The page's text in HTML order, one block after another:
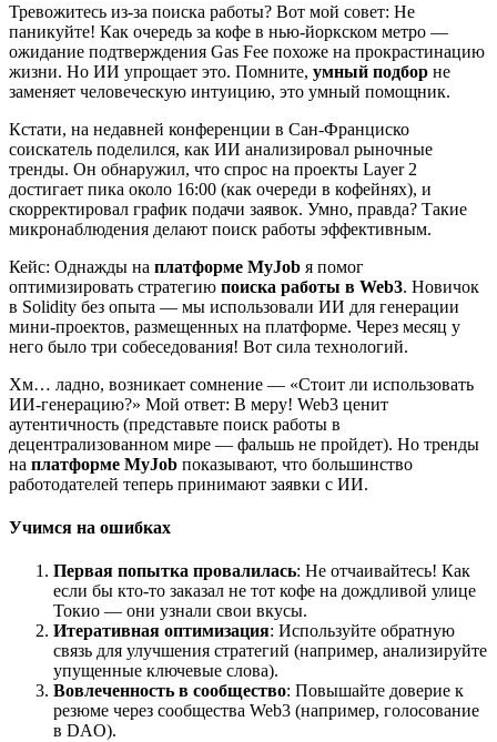
Тревожитесь из-за поиска работы? Вот мой совет: Не
паникуйте! Как очередь за кофе в нью-йоркском метро —
ожидание подтверждения Gas Fee похоже на прокрастинацию
жизни. Но ИИ упрощает это. Помните, умный подбор не
заменяет человеческую интуицию, это умный помощник.
Кстати, на недавней конференции в Сан-Франциско
соискатель поделился, как ИИ анализировал рыночные
тренды. Он обнаружил, что спрос на проекты Layer 2
достигает пика около 16:00 (как очереди в кофейнях), и
скорректировал график подачи заявок. Умно, правда? Такие
микронаблюдения делают поиск работы эффективным.
Кейс: Однажды на платформе MyJob я помог
оптимизировать стратегию поиска работы в Web3. Новичок
в Solidity без опыта — мы использовали ИИ для генерации
мини-проектов, размещенных на платформе. Через месяц у
него было три собеседования! Вот сила технологий.
Хм… ладно, возникает сомнение — «Стоит ли использовать
ИИ-генерацию?» Мой ответ: В меру! Web3 ценит
аутентичность (представьте поиск работы в
децентрализованном мире — фальшь не пройдет). Но тренды
на платформе MyJob показывают, что большинство
работодателей теперь принимают заявки с ИИ.
Учимся на ошибках
Первая попытка провалилась: Не отчаивайтесь! Как
если бы кто-то заказал не тот кофе на дождливой улице
Токио — они узнали свои вкусы.
Итеративная оптимизация: Используйте обратную
связь для улучшения стратегий (например, анализируйте
упущенные ключевые слова).
Вовлеченность в сообщество: Повышайте доверие к
резюме через сообщества Web3 (например, голосование
в DAO).